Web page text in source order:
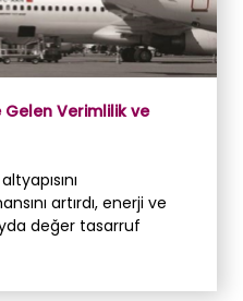
Gelen Verimlilik ve
artırdı, enerji ve
değer tasarruf